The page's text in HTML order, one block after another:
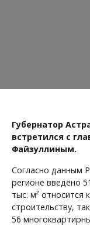
Губернатор
встретился с
Файзуллиным.
Согласно данным
регионе введено
тыс. м² относится
строительству,
56